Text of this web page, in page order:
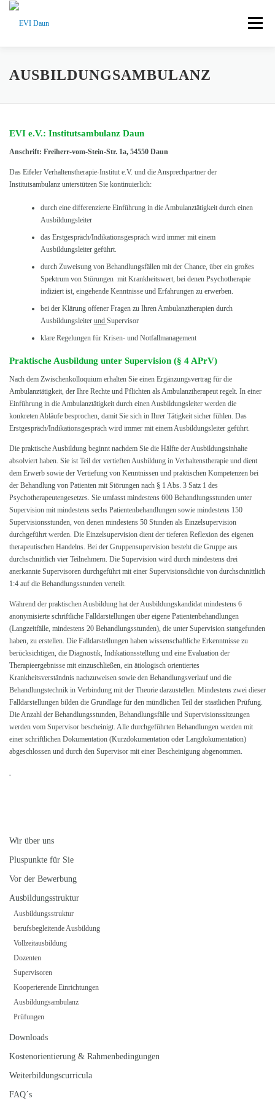
Zum Inhalt springen
Menü
AUSBILDUNG DAUN AUSBILDUNG KÖLN
AUSBILDUNGSAMBULANZ
EVI e.V.: Institutsambulanz Daun
Anschrift: Freiherr-vom-Stein-Str. 1a, 54550 Daun
Das Eifeler Verhaltenstherapie-Institut e.V. und die Ansprechpartner der
Institutsambulanz unterstützen Sie kontinuierlich:
durch eine differenzierte Einführung in die Ambulanztätigkeit durch einen
Ausbildungsleiter
das Erstgespräch/Indikationsgespräch wird immer mit einem
Ausbildungsleiter geführt.
durch Zuweisung von Behandlungsfällen mit der Chance, über ein großes
Spektrum von Störungen mit Krankheitswert, bei denen Psychotherapie
indiziert ist, eingehende Kenntnisse und Erfahrungen zu erwerben.
bei der Klärung offener Fragen zu Ihren Ambulanztherapien durch
Ausbildungsleiter und Supervisor
klare Regelungen für Krisen- und Notfallmanagement
Praktische Ausbildung unter Supervision (§ 4 APrV)
Nach dem Zwischenkolloquium erhalten Sie einen Ergänzungsvertrag für die
Ambulanztätigkeit, der Ihre Rechte und Pflichten als Ambulanztherapeut regelt. In einer
Einführung in die Ambulanztätigkeit durch einen Ausbildungsleiter werden die
konkreten Abläufe besprochen, damit Sie sich in Ihrer Tätigkeit sicher fühlen. Das
Erstgespräch/Indikationsgespräch wird immer mit einem Ausbildungsleiter geführt.
Die praktische Ausbildung beginnt nachdem Sie die Hälfte der Ausbildungsinhalte
absolviert haben. Sie ist Teil der vertieften Ausbildung in Verhaltenstherapie und dient
dem Erwerb sowie der Vertiefung von Kenntnissen und praktischen Kompetenzen bei
der Behandlung von Patienten mit Störungen nach § 1 Abs. 3 Satz 1 des
Psychotherapeutengesetzes. Sie umfasst mindestens 600 Behandlungsstunden unter
Supervision mit mindestens sechs Patientenbehandlungen sowie mindestens 150
Supervisionsstunden, von denen mindestens 50 Stunden als Einzelsupervision
durchgeführt werden. Die Einzelsupervision dient der tieferen Reflexion des eigenen
therapeutischen Handelns. Bei der Gruppensupervision besteht die Gruppe aus
durchschnittlich vier Teilnehmern. Die Supervision wird durch mindestens drei
anerkannte Supervisoren durchgeführt mit einer Supervisionsdichte von durchschnittlich
1:4 auf die Behandlungsstunden verteilt.
Während der praktischen Ausbildung hat der Ausbildungskandidat mindestens 6
anonymisierte schriftliche Falldarstellungen über eigene Patientenbehandlungen
(Langzeitfälle, mindestens 20 Behandlungsstunden), die unter Supervision stattgefunden
haben, zu erstellen. Die Falldarstellungen haben wissenschaftliche Erkenntnisse zu
berücksichtigen, die Diagnostik, Indikationsstellung und eine Evaluation der
Therapieergebnisse mit einzuschließen, ein ätiologisch orientiertes
Krankheitsverständnis nachzuweisen sowie den Behandlungsverlauf und die
Behandlungstechnik in Verbindung mit der Theorie darzustellen. Mindestens zwei dieser
Falldarstellungen bilden die Grundlage für den mündlichen Teil der staatlichen Prüfung.
Die Anzahl der Behandlungsstunden, Behandlungsfälle und Supervisionssitzungen
werden vom Supervisor bescheinigt. Alle durchgeführten Behandlungen werden mit
einer schriftlichen Dokumentation (Kurzdokumentation oder Langdokumentation)
abgeschlossen und durch den Supervisor mit einer Bescheinigung abgenommen.
Wir über uns
Pluspunkte für Sie
Vor der Bewerbung
Ausbildungsstruktur
Ausbildungsstruktur
berufsbegleitende Ausbildung
Vollzeitausbildung
Dozenten
Supervisoren
Kooperierende Einrichtungen
Ausbildungsambulanz
Prüfungen
Downloads
Kostenorientierung & Rahmenbedingungen
Weiterbildungscurricula
FAQ´s